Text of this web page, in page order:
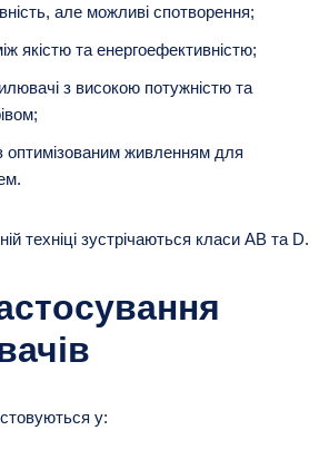
але можливі спотворення;
якістю та енергоефективністю;
з високою потужністю та
оптимізованим живленням для
техніці зустрічаються класи AB та D.
у: